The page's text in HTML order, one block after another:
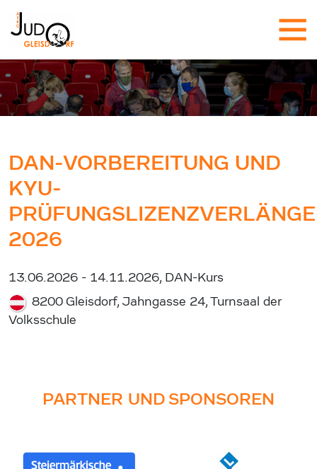
DAN-VORBEREITUNG UND
KYU-
2026
13.06.2026 - 14.11.2026, DAN-Kurs
8200 Gleisdorf, Jahngasse 24, Turnsaal der
Volksschule
PARTNER UND SPONSOREN